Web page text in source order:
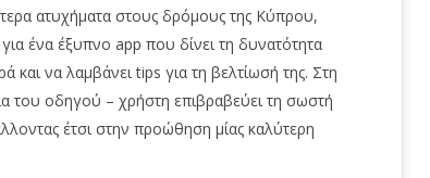
και
την
Κάλυψη Ανεμοθώρακα: Όλα
όσα πρέπει να ξέρεις!
Οκτωβρίου,
2022
Cyprus
Insurance
News
ατυχήματα στους δρόμους της Κύπρου,
ένα έξυπνο app που δίνει τη δυνατότητα
να λαμβάνει tips για τη βελτίωσή της. Στη
του οδηγού – χρήστη επιβραβεύει τη σωστή
έτσι στην προώθηση μίας καλύτερη